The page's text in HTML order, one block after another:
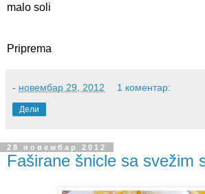
malo soli
Priprema
- новембар 29, 2012 1 коментар:
Дели
28 новембар 2012
Faširane šnicle sa svežim